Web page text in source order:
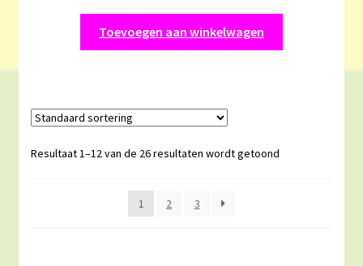
Toevoegen aan winkelwagen
Resultaat 1–12 van de 26 resultaten wordt getoond
1 2 3